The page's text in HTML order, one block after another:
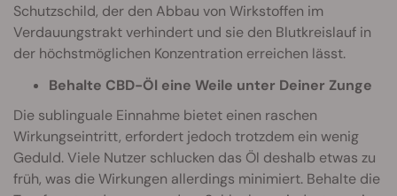
Schutzschild, der den Abbau von Wirkstoffen im
Verdauungstrakt verhindert und sie den Blutkreislauf in
der höchstmöglichen Konzentration erreichen lässt.
Behalte CBD-Öl eine Weile unter Deiner Zunge
Die sublinguale Einnahme bietet einen raschen
Wirkungseintritt, erfordert jedoch trotzdem ein wenig
Geduld. Viele Nutzer schlucken das Öl deshalb etwas zu
früh, was die Wirkungen allerdings minimiert. Behalte die